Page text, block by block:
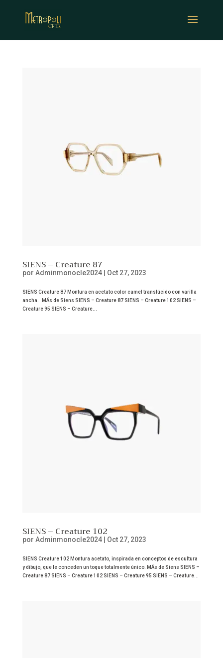
SIENS – Creature 87
por Adminmonocle2024| Oct 27, 2023
SIENS Creature 87 Montura en acetato color camel translúcido con varilla
ancha. MÁs de Siens SIENS – Creature 87 SIENS – Creature 102 SIENS –
Creature 95 SIENS – Creature...
SIENS – Creature 102
por Adminmonocle2024| Oct 27, 2023
SIENS Creature 102 Montura acetato, inspirada en conceptos de escultura
y dibujo, que le conceden un toque totalmente único. MÁs de Siens SIENS –
Creature 87 SIENS – Creature 102 SIENS – Creature 95 SIENS – Creature...